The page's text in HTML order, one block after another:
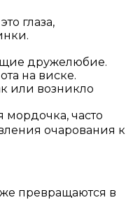
глаза,
дружелюбие.
на виске.
или возникло
мордочка, часто
очарования к
превращаются в